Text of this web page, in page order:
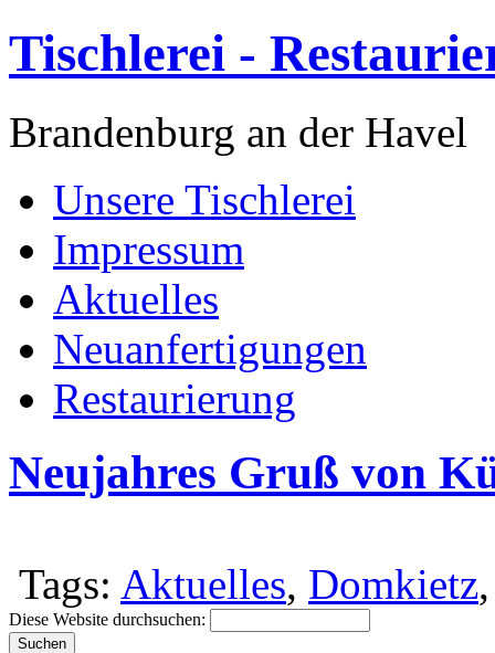
Tischlerei -
Brandenburg an der Havel
Unsere Tischlerei
Impressum
Aktuelles
Neuanfertigungen
Restaurierung
Neujahres Gruß von
Tags: Aktuelles, Domkietz
Diese Website durchsuchen: